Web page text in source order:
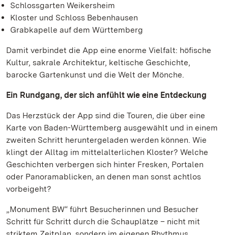
Schlossgarten Weikersheim
Kloster und Schloss Bebenhausen
Grabkapelle auf dem Württemberg
Damit verbindet die App eine enorme Vielfalt: höfische
Kultur, sakrale Architektur, keltische Geschichte,
barocke Gartenkunst und die Welt der Mönche.
Ein Rundgang, der sich anfühlt wie eine Entdeckung
Das Herzstück der App sind die Touren, die über eine
Karte von Baden-Württemberg ausgewählt und in einem
zweiten Schritt heruntergeladen werden können. Wie
klingt der Alltag im mittelalterlichen Kloster? Welche
Geschichten verbergen sich hinter Fresken, Portalen
oder Panoramablicken, an denen man sonst achtlos
vorbeigeht?
„Monument BW“ führt Besucherinnen und Besucher
Schritt für Schritt durch die Schauplätze – nicht mit